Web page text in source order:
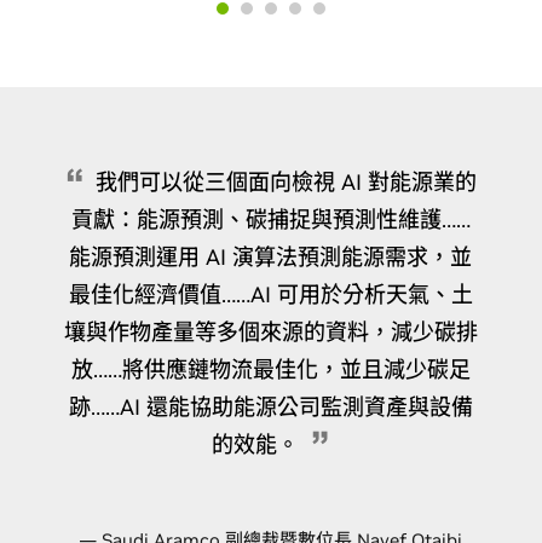
我們可以從三個面向檢視 AI 對能源業的
貢獻：能源預測、碳捕捉與預測性維護……
能源預測運用 AI 演算法預測能源需求，並
最佳化經濟價值……AI 可用於分析天氣、土
壤與作物產量等多個來源的資料，減少碳排
放……將供應鏈物流最佳化，並且減少碳足
跡……AI 還能協助能源公司監測資產與設備
的效能。